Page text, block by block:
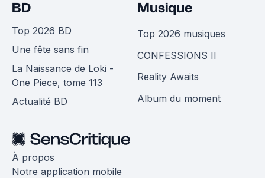
BD
Top 2026 BD
Une fête sans fin
La Naissance de Loki -
One Piece, tome 113
Actualité BD
Musique
Top 2026 musiques
CONFESSIONS II
Reality Awaits
Album du moment
À propos
Notre application mobile